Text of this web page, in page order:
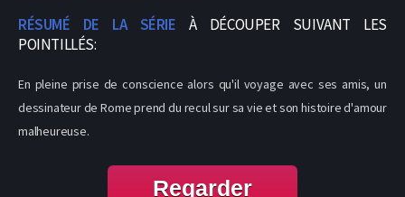
RÉSUMÉ DE LA SÉRIE À DÉCOUPER SUIVANT LES
POINTILLÉS:
En pleine prise de conscience alors qu'il voyage avec ses amis, un
dessinateur de Rome prend du recul sur sa vie et son histoire d'amour
malheureuse.
Regarder